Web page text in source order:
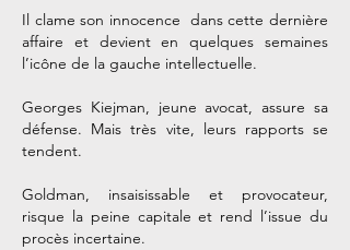
Il clame son innocence dans cette dernière
affaire et devient en quelques semaines
l’icône de la gauche intellectuelle.
Georges Kiejman, jeune avocat, assure sa
défense. Mais très vite, leurs rapports se
tendent.
Goldman, insaisissable et provocateur,
risque la peine capitale et rend l’issue du
procès incertaine.